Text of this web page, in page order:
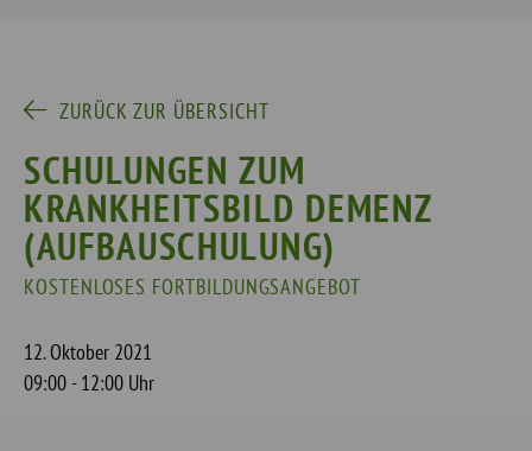
ZURÜCK ZUR ÜBERSICHT
SCHULUNGEN ZUM
KRANKHEITSBILD DEMENZ
(AUFBAUSCHULUNG)
KOSTENLOSES FORTBILDUNGSANGEBOT
12. Oktober 2021
09:00 - 12:00 Uhr